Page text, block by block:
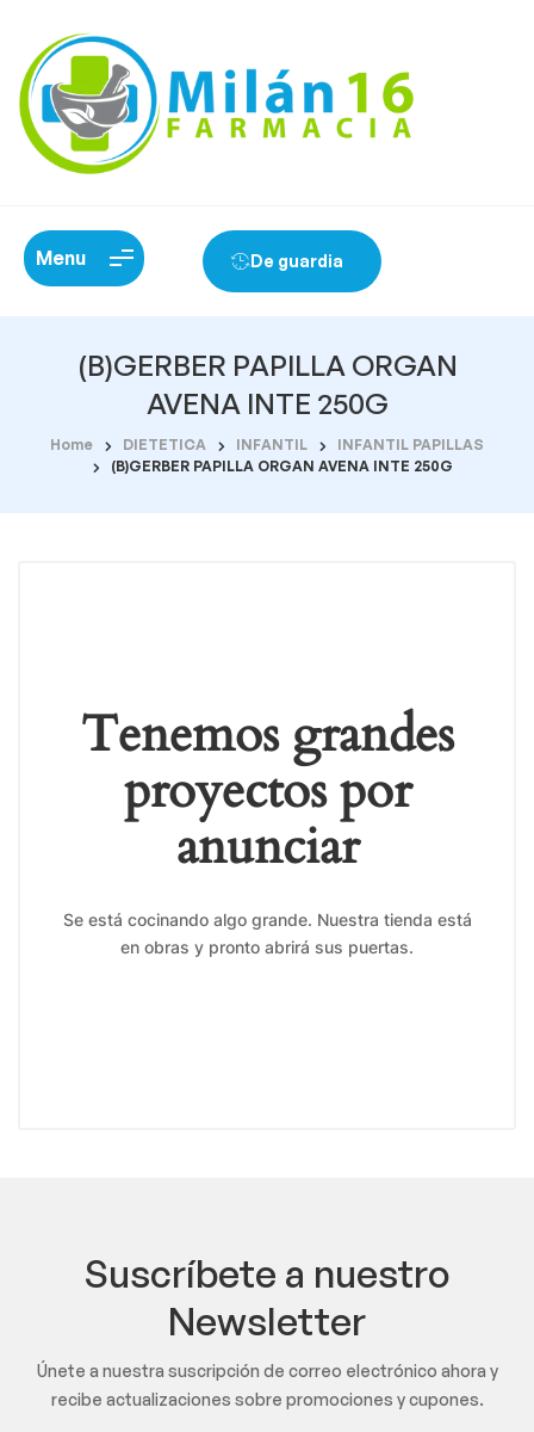
Menu De guardia
(B)GERBER PAPILLA ORGAN
AVENA INTE 250G
Home DIETETICA INFANTIL
INFANTIL PAPILLAS
(B)GERBER PAPILLA ORGAN AVENA INTE 250G
Tenemos grandes
proyectos por
anunciar
Se está cocinando algo grande. Nuestra tienda está
en obras y pronto abrirá sus puertas.
Suscríbete a nuestro
Newsletter
Únete a nuestra suscripción de correo electrónico ahora y
recibe actualizaciones sobre promociones y cupones.